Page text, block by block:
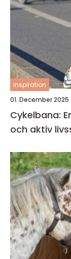
inspiration
01. December 2025
Cykelbana:
och aktiv